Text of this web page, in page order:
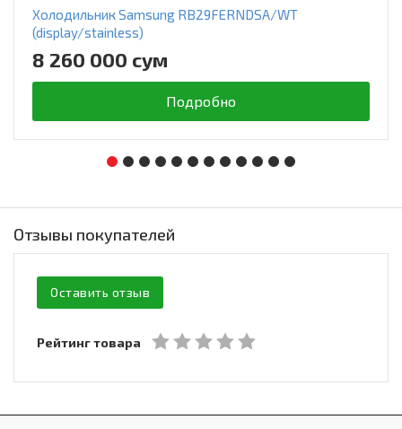
Холодильник Samsung RB29FERNDSA/WT
(display/stainless)
8 260 000 сум
Подробно
Отзывы покупателей
Оставить отзыв
Рейтинг товара